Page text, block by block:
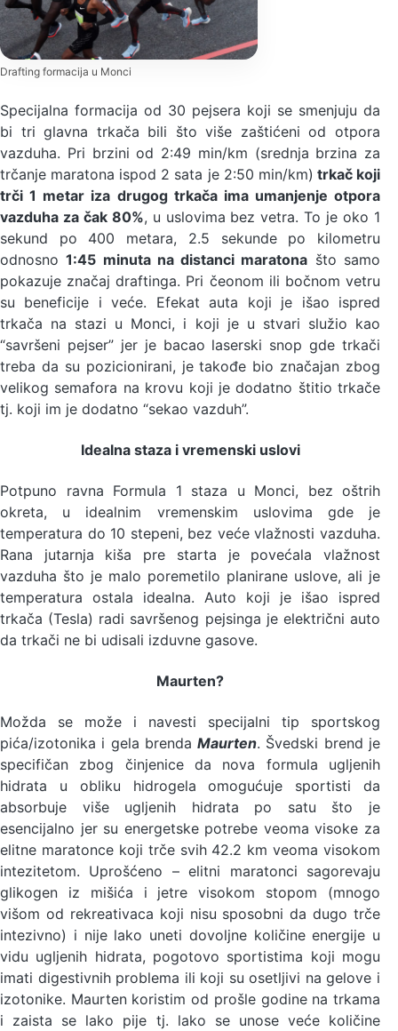
Drafting formacija u Monci
Specijalna formacija od 30 pejsera koji se smenjuju da
bi tri glavna trkača bili što više zaštićeni od otpora
vazduha. Pri brzini od 2:49 min/km (srednja brzina za
trčanje maratona ispod 2 sata je 2:50 min/km) trkač koji
trči 1 metar iza drugog trkača ima umanjenje otpora
vazduha za čak 80%, u uslovima bez vetra. To je oko 1
sekund po 400 metara, 2.5 sekunde po kilometru
odnosno1:45 minuta na distanci maratona što samo
pokazuje značaj draftinga. Pri čeonom ili bočnom vetru
su beneficije i veće. Efekat auta koji je išao ispred
trkača na stazi u Monci, i koji je u stvari služio kao
“savršeni pejser” jer je bacao laserski snop gde trkači
treba da su pozicionirani, je takođe bio značajan zbog
velikog semafora na krovu koji je dodatno štitio trkače
tj. koji im je dodatno “sekao vazduh”.
Idealna staza i vremenski uslovi
Potpuno ravna Formula 1 staza u Monci, bez oštrih
okreta, u idealnim vremenskim uslovima gde je
temperatura do 10 stepeni, bez veće vlažnosti vazduha.
Rana jutarnja kiša pre starta je povećala vlažnost
vazduha što je malo poremetilo planirane uslove, ali je
temperatura ostala idealna. Auto koji je išao ispred
trkača (Tesla) radi savršenog pejsinga je električni auto
da trkači ne bi udisali izduvne gasove.
Maurten?
Možda se može i navesti specijalni tip sportskog
pića/izotonika i gela brendaMaurten. Švedski brend je
specifičan zbog činjenice da nova formula ugljenih
hidrata u obliku hidrogela omogućuje sportisti da
absorbuje više ugljenih hidrata po satu što je
esencijalno jer su energetske potrebe veoma visoke za
elitne maratonce koji trče svih 42.2 km veoma visokom
intezitetom. Uprošćeno – elitni maratonci sagorevaju
glikogen iz mišića i jetre visokom stopom (mnogo
višom od rekreativaca koji nisu sposobni da dugo trče
intezivno) i nije lako uneti dovoljne količine energije u
vidu ugljenih hidrata, pogotovo sportistima koji mogu
imati digestivnih problema ili koji su osetljivi na gelove i
izotonike. Maurten koristim od prošle godine na trkama
i zaista se lako pije tj. lako se unose veće količine